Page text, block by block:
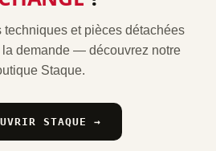
techniques et pièces détachées
la demande — découvrez notre
Staque.
STAQUE →